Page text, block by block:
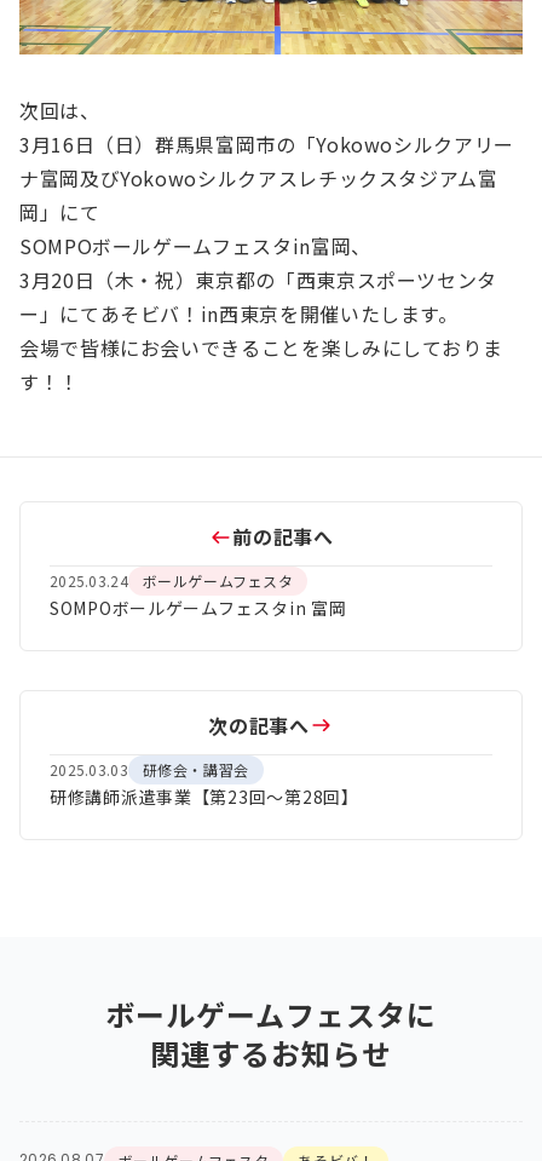
次回は、
3月16日（日）群馬県富岡市の「Yokowoシルクアリー
ナ富岡及びYokowoシルクアスレチックスタジアム富
岡」にて
SOMPOボールゲームフェスタin富岡、
3月20日（木・祝）東京都の「西東京スポーツセンタ
ー」にてあそビバ！in西東京を開催いたします。
会場で皆様にお会いできることを楽しみにしておりま
す！！
前の記事へ
2025.03.24 ボールゲームフェスタ
SOMPOボールゲームフェスタin 富岡
次の記事へ
2025.03.03 研修会・講習会
研修講師派遣事業【第23回～第28回】
ボールゲームフェスタに
関連するお知らせ